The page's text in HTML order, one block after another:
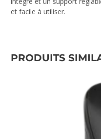
et facile à utiliser.
PRODUITS